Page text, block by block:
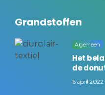
Grandstoffen
Algemeen
Het
de
6 april 2022